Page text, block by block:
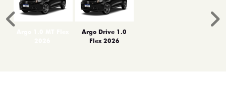
Argo Drive 1.0
Flex 2026
Anterior